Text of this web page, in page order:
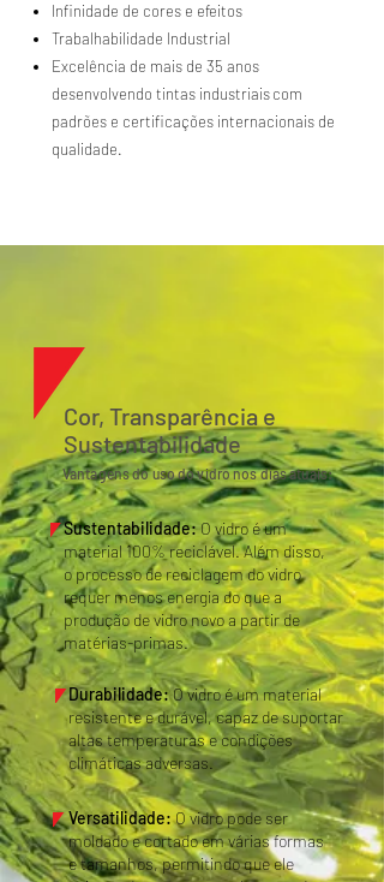
Infinidade de cores e efeitos
Trabalhabilidade Industrial
Excelência de mais de 35 anos
desenvolvendo tintas industriaiscom
padrões e certificações internacionais de
qualidade.
Cor, Transparência e
Sustentabilidade
Vantagens do uso do vidro nos dias atuais:
Sustentabilidade:O vidro é um
material 100% reciclável. Além disso,
o processo de reciclagem do vidro
requer menos energia do que a
produção de vidro novo a partir de
matérias-primas.
Durabilidade:O vidro é um material
resistente e durável, capaz de suportar
altas temperaturas e condições
climáticas adversas.
Versatilidade:O vidro pode ser
moldado e cortado em várias formas
e tamanhos, permitindo que ele